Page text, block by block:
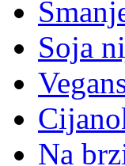
Soja
Na